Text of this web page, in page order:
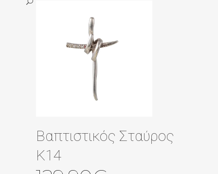
Βαπτιστικός Σταύρος
Κ14